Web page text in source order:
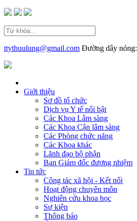
ttythuulung@gmail.com Đường dây nóng:
Giới thiệu
Sơ đồ tổ chức
Dịch vụ Y tế nổi bật
Các Khoa Lâm sàng
Các Khoa Cận lâm sàng
Các Phòng chức năng
Các Khoa khác
Lãnh đạo bộ phận
Ban Giám đốc đương nhiệm
Tin tức
Công tác xã hội - Kết nối
Hoạt động chuyên môn
Nghiên cứu khoa học
Sự kiện
Thông báo